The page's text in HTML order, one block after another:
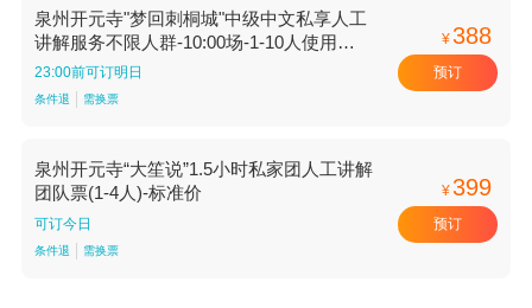
泉州开元寺"梦回刺桐城"中级中文私享人工
讲解服务不限人群-10:00场-1-10人使用
【10:00场 1-10人使用】
23:00前可订明日
条件退 需换票
¥388
预订
泉州开元寺“大笙说”1.5小时私家团人工讲解
团队票(1-4人)-标准价
可订今日
条件退 需换票
¥399
预订